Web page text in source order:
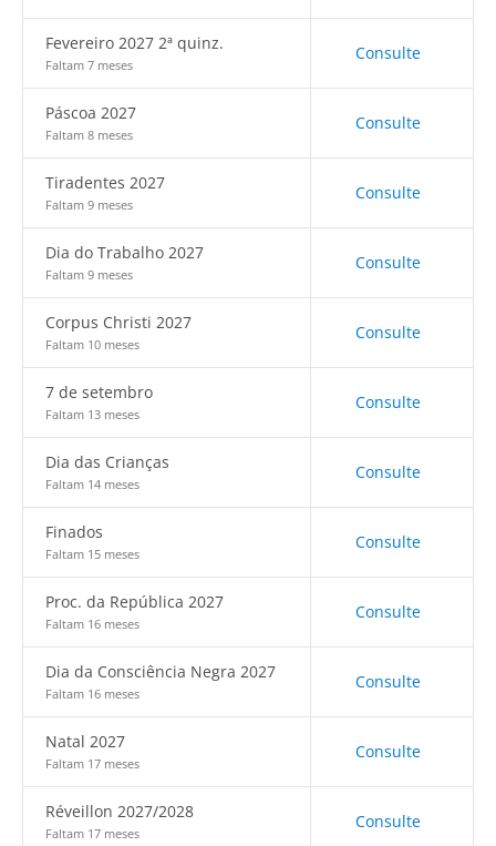
Fevereiro 2027 2ª quinz.
Faltam 7 meses
Consulte
Páscoa 2027
Faltam 8 meses
Consulte
Tiradentes 2027
Faltam 9 meses
Consulte
Dia do Trabalho 2027
Faltam 9 meses
Consulte
Corpus Christi 2027
Faltam 10 meses
Consulte
7 de setembro
Faltam 13 meses
Consulte
Dia das Crianças
Faltam 14 meses
Consulte
Finados
Faltam 15 meses
Consulte
Proc. da República 2027
Faltam 16 meses
Consulte
Dia da Consciência Negra 2027
Faltam 16 meses
Consulte
Natal 2027
Faltam 17 meses
Consulte
Réveillon 2027/2028
Faltam 17 meses
Consulte